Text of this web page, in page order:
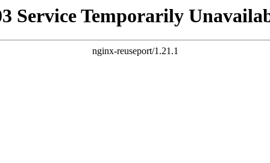
Service Temporarily
nginx-reuseport/1.21.1